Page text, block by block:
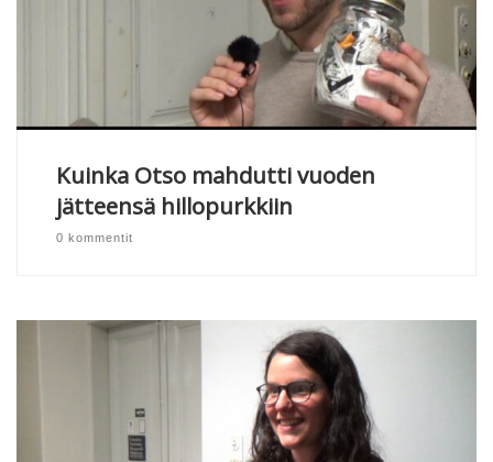
Kuinka Otso mahdutti vuoden
jätteensä hillopurkkiin
0 kommentit